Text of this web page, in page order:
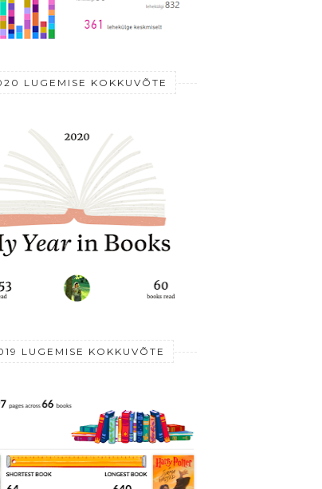
LUGEMISE KOKKUVÕTE
LUGEMISE KOKKUVÕTE